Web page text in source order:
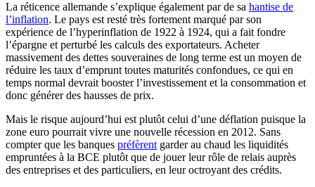
La réticence allemande s’explique également par de sa hantise de
l’inflation. Le pays est resté très fortement marqué par son
expérience de l’hyperinflation de 1922 à 1924, qui a fait fondre
l’épargne et perturbé les calculs des exportateurs. Acheter
massivement des dettes souveraines de long terme est un moyen de
réduire les taux d’emprunt toutes maturités confondues, ce qui en
temps normal devrait booster l’investissement et la consommation et
donc générer des hausses de prix.
Mais le risque aujourd’hui est plutôt celui d’une déflation puisque la
zone euro pourrait vivre une nouvelle récession en 2012. Sans
compter que les banques préfèrent garder au chaud les liquidités
empruntées à la BCE plutôt que de jouer leur rôle de relais auprès
des entreprises et des particuliers, en leur octroyant des crédits.